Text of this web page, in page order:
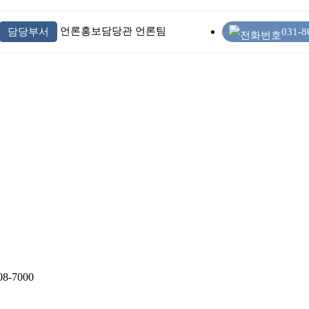
담당부서 언론홍보담당관 언론팀 031-
7000